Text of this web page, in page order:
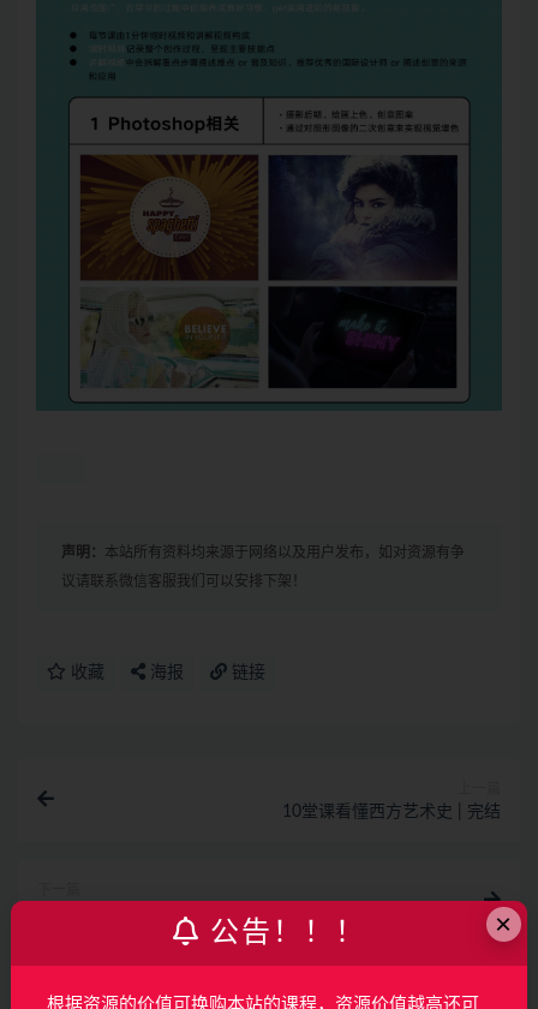
声明： 本站所有资料均来源于网络以及用户发布，如对资源有争
议请联系微信客服我们可以安排下架！
收藏 海报 链接
10堂课看懂西方艺术史 | 完结
相关文章
×
公告！！！
根据资源的价值可换购本站的课程，资源价值越高还可